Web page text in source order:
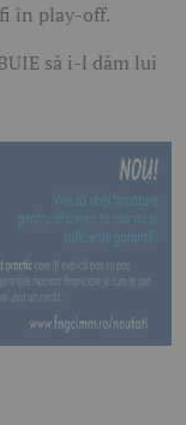
în play-off.
să i-l dăm lui